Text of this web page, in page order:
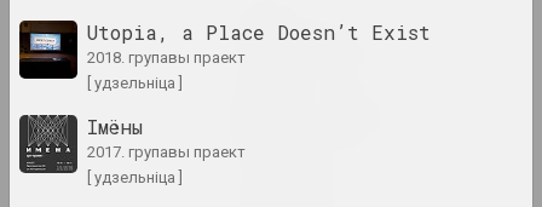
Матэрыя мастацтва
2024. масштабная выстаўка
Utopia, a Place Doesn’t Exist
2018. групавы праект
[ удзельніца ]
Імёны
2017. групавы праект
[ удзельніца ]